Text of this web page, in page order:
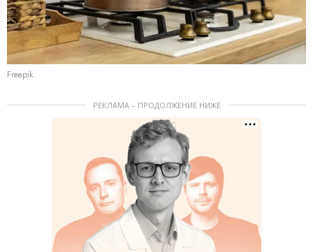
Freepik
РЕКЛАМА – ПРОДОЛЖЕНИЕ НИЖЕ